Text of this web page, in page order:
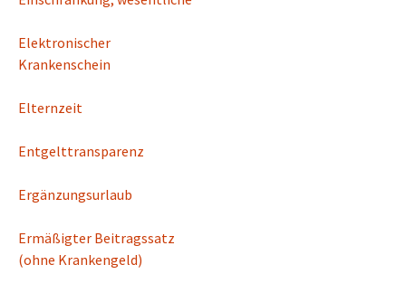
Elektronischer
Krankenschein
Elternzeit
Entgelttransparenz
Ergänzungsurlaub
Ermäßigter Beitragssatz
(ohne Krankengeld)